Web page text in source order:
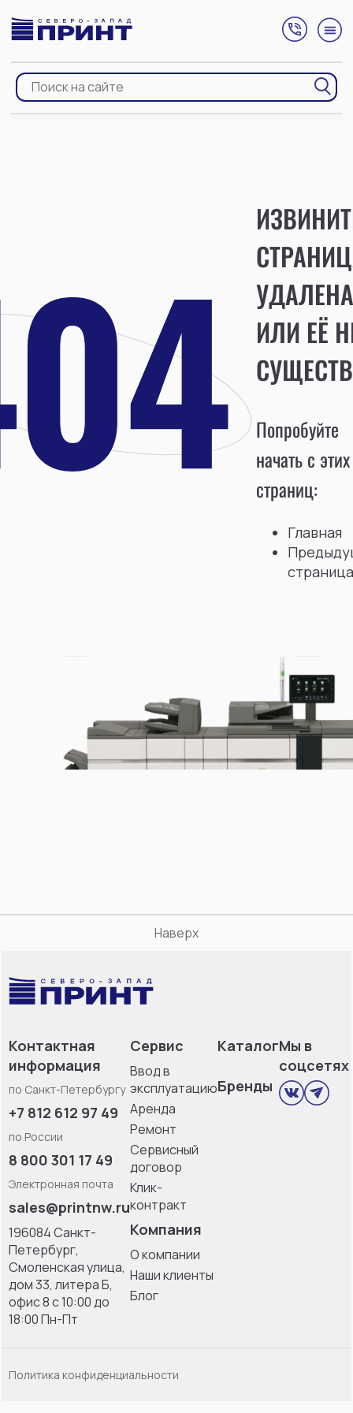
УДАЛЕНА
ИЛИ ЕЁ
Попробуйте
начать с этих
страниц:
Главная
страница
Наверх
Контактная
информация
по Санкт-Петербургу
+7 812 612 97 49
по России
8 800 301 17 49
Электронная почта
sales@printnw.ru
196084 Санкт-
Петербург,
Смоленская улица,
дом 33, литерa Б,
офис 8 с 10:00 до
18:00 Пн-Пт
Сервис
Ввод в
эксплуатацию
Аренда
Ремонт
Сервисный
договор
Клик-
контракт
Компания
О компании
Наши клиенты
Блог
Каталог
Бренды
Мы в
соцсетях
Политика конфиденциальности